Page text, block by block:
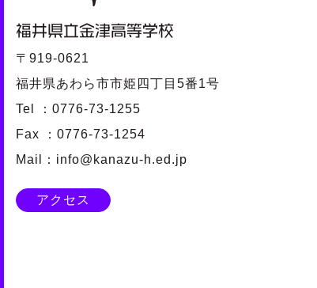
〒919-0621
福井県あわら市市姫四丁目5番1号
Tel ：0776-73-1255
Fax ：0776-73-1254
Mail：info@kanazu-h.ed.jp
アクセス